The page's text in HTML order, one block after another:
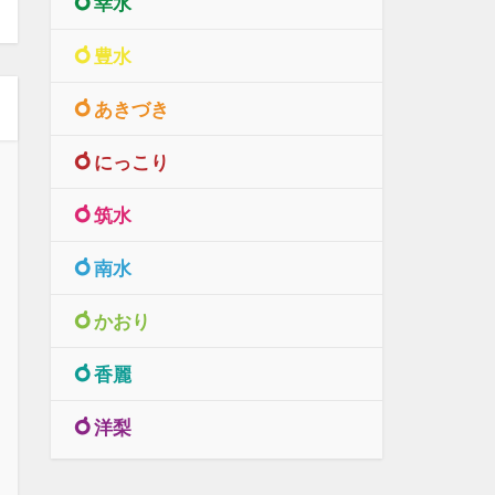
豊水
あきづき
にっこり
筑水
南水
かおり
香麗
洋梨